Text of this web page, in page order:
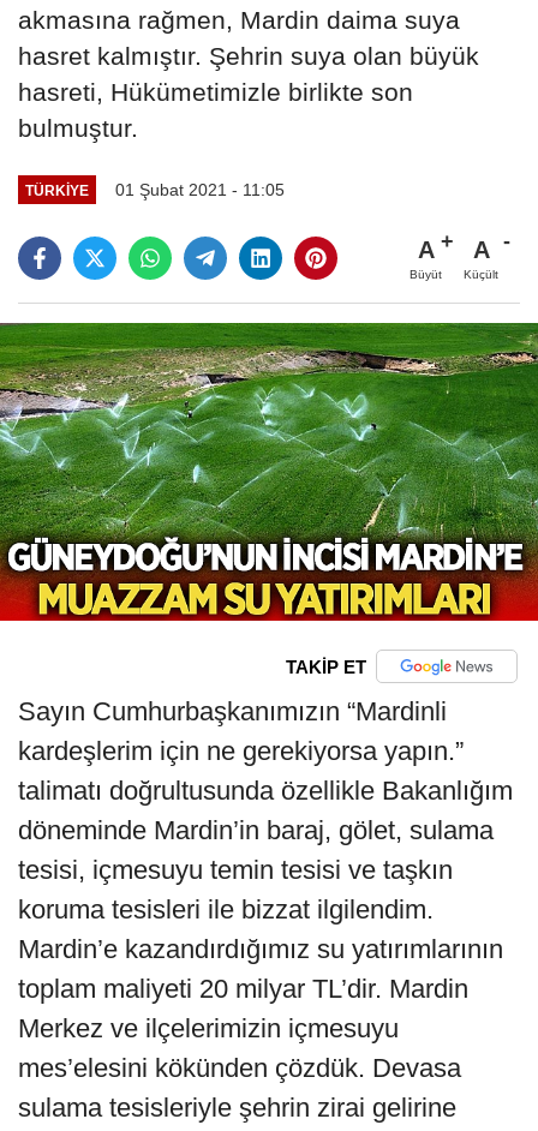
akmasına rağmen, Mardin daima suya
hasret kalmıştır. Şehrin suya olan büyük
hasreti, Hükümetimizle birlikte son
bulmuştur.
TÜRKIYE 01 Şubat 2021 - 11:05
A
Büyüt
A
Küçült
TAKİP ET
Sayın Cumhurbaşkanımızın “Mardinli
kardeşlerim için ne gerekiyorsa yapın.”
talimatı doğrultusunda özellikle Bakanlığım
döneminde Mardin’in baraj, gölet, sulama
tesisi, içmesuyu temin tesisi ve taşkın
koruma tesisleri ile bizzat ilgilendim.
Mardin’e kazandırdığımız su yatırımlarının
toplam maliyeti 20 milyar TL’dir. Mardin
Merkez ve ilçelerimizin içmesuyu
mes’elesini kökünden çözdük. Devasa
sulama tesisleriyle şehrin zirai gelirine